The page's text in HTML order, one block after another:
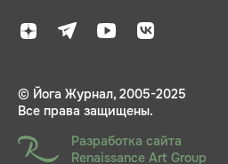
© Йога Журнал, 2005-2025
Все права защищены.
Разработка сайта
Renaissance Art Group